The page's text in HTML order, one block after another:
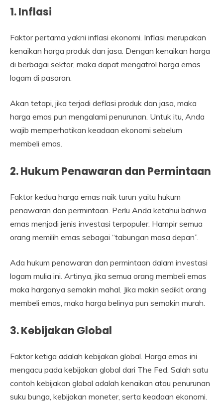
1. Inflasi
Faktor pertama yakni inflasi ekonomi. Inflasi merupakan
kenaikan harga produk dan jasa. Dengan kenaikan harga
di berbagai sektor, maka dapat mengatrol harga emas
logam di pasaran.
Akan tetapi, jika terjadi deflasi produk dan jasa, maka
harga emas pun mengalami penurunan. Untuk itu, Anda
wajib memperhatikan keadaan ekonomi sebelum
membeli emas.
2. Hukum Penawaran dan Permintaan
Faktor kedua harga emas naik turun yaitu hukum
penawaran dan permintaan. Perlu Anda ketahui bahwa
emas menjadi jenis investasi terpopuler. Hampir semua
orang memilih emas sebagai “tabungan masa depan”.
Ada hukum penawaran dan permintaan dalam investasi
logam mulia ini. Artinya, jika semua orang membeli emas
maka harganya semakin mahal. Jika makin sedikit orang
membeli emas, maka harga belinya pun semakin murah.
3. Kebijakan Global
Faktor ketiga adalah kebijakan global. Harga emas ini
mengacu pada kebijakan global dari The Fed. Salah satu
contoh kebijakan global adalah kenaikan atau penurunan
suku bunga, kebijakan moneter, serta keadaan ekonomi.